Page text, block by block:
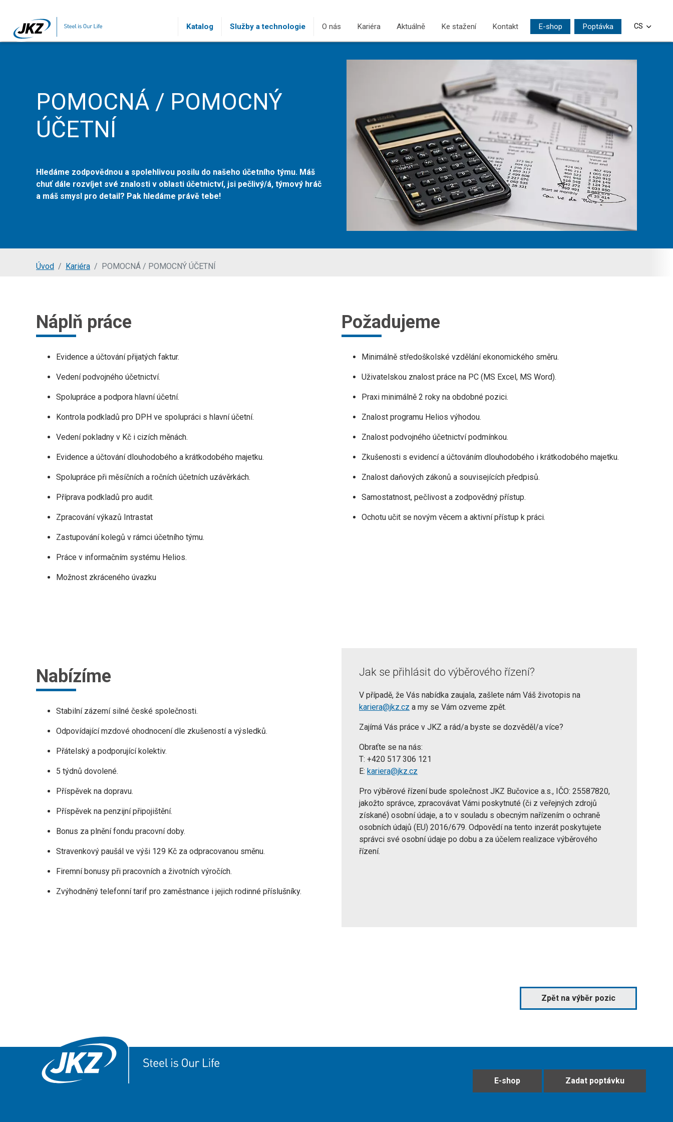
Katalog Služby a technologie O nás Kariéra Aktuálně Ke stažení Kontakt E-shop Poptávka CS
POMOCNÁ / POMOCNÝ
ÚČETNÍ
Hledáme zodpovědnou a spolehlivou posilu do našeho účetního týmu. Máš
chuť dále rozvíjet své znalosti v oblasti účetnictví, jsi pečlivý/á, týmový hráč
a máš smysl pro detail? Pak hledáme právě tebe!
Jsi tady:
Úvod Kariéra POMOCNÁ / POMOCNÝ ÚČETNÍ
Náplň práce
Evidence a účtování přijatých faktur.
Vedení podvojného účetnictví.
Spolupráce a podpora hlavní účetní.
Kontrola podkladů pro DPH ve spolupráci s hlavní účetní.
Vedení pokladny v Kč i cizích měnách.
Evidence a účtování dlouhodobého a krátkodobého majetku.
Spolupráce při měsíčních a ročních účetních uzávěrkách.
Příprava podkladů pro audit.
Zpracování výkazů Intrastat
Zastupování kolegů v rámci účetního týmu.
Práce v informačním systému Helios.
Možnost zkráceného úvazku
Požadujeme
Minimálně středoškolské vzdělání ekonomického směru.
Uživatelskou znalost práce na PC (MS Excel, MS Word).
Praxi minimálně 2 roky na obdobné pozici.
Znalost programu Helios výhodou.
Znalost podvojného účetnictví podmínkou.
Zkušenosti s evidencí a účtováním dlouhodobého i krátkodobého majetku.
Znalost daňových zákonů a souvisejících předpisů.
Samostatnost, pečlivost a zodpovědný přístup.
Ochotu učit se novým věcem a aktivní přístup k práci.
Nabízíme
Stabilní zázemí silné české společnosti.
Odpovídající mzdové ohodnocení dle zkušeností a výsledků.
Přátelský a podporující kolektiv.
5 týdnů dovolené.
Příspěvek na dopravu.
Příspěvek na penzijní připojištění.
Bonus za plnění fondu pracovní doby.
Stravenkový paušál ve výši 129 Kč za odpracovanou směnu.
Firemní bonusy při pracovních a životních výročích.
Zvýhodněný telefonní tarif pro zaměstnance i jejich rodinné příslušníky.
Jak se přihlásit do výběrového řízení?
V případě, že Vás nabídka zaujala, zašlete nám Váš životopis na
kariera@jkz.cz a my se Vám ozveme zpět.
Zajímá Vás práce v JKZ a rád/a byste se dozvěděl/a více?
Obraťte se na nás:
T: +420 517 306 121
E: kariera@jkz.cz
Pro výběrové řízení bude společnost JKZ Bučovice a.s., IČO: 25587820,
jakožto správce, zpracovávat Vámi poskytnuté (či z veřejných zdrojů
získané) osobní údaje, a to v souladu s obecným nařízením o ochraně
osobních údajů (EU) 2016/679. Odpovědí na tento inzerát poskytujete
správci své osobní údaje po dobu a za účelem realizace výběrového
řízení.
Zpět na výběr pozic
E-shop Zadat poptávku